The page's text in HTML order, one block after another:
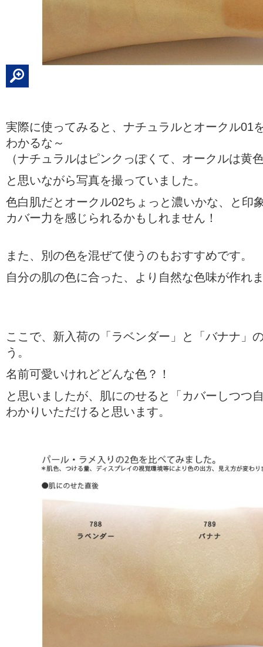
実際に使ってみると、ナチュラルとオークル01
わかるな～
（ナチュラルはピンクっぽくて、オークルは黄
と思いながら写真を撮っていました。
色白肌だとオークル02ちょっと濃いかな、と印
カバー力を感じられるかもしれません！
また、別の色を混ぜて使うのもおすすめです。
自分の肌の色に合った、より自然な色味が作れ
ここで、新入荷の「ラベンダー」と「バナナ」
う。
名前可愛いけれどどんな色？！
と思いましたが、肌にのせると「カバーしつつ
わかりいただけると思います。